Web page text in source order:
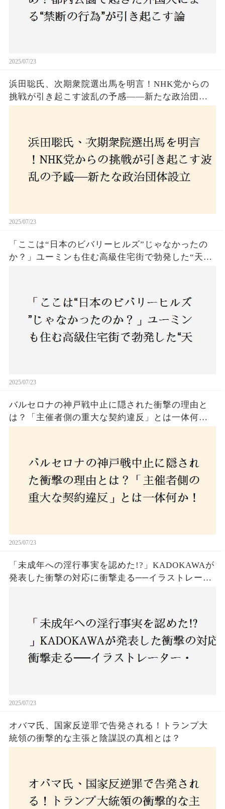
2025/07/23
浜田聡氏、次期衆院選出馬を明言！NHK党からの
挑戦が引き起こす波乱の予感——新たな政治団体
2025/07/23
「ここは“日本のビバリーヒルズ”じゃなかったの
か？」ユーミンも住む高級住宅街で勃発した“天井
2025/07/23
バルセロナの神戸戦中止に隠された衝撃の理由と
は？「主催者側の重大な契約違反」とは一体何
2025/07/23
「未成年への淫行事実を認めた!?」KADOKAWAが
発表した衝撃の対応に衝撃走る──イラストレータ
2025/07/23
オバマ氏、国家反逆罪で告発される！トランプ大
統領の衝撃的な主張と陰謀説の真相とは？